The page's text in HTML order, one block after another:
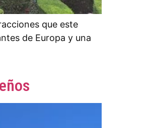
que este
de Europa y una